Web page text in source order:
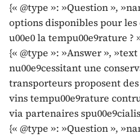
{« @type »: »Question »,
options disponibles pour
u00e0 la tempu00e9rature ?
{« @type »: »Answer »,
nu00e9cessitant une
transporteurs proposent
vins tempu00e9rature
via partenaires
{« @type »: »Question »,